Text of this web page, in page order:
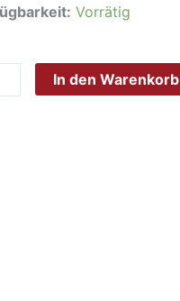
Vorrätig
In den Warenkorb